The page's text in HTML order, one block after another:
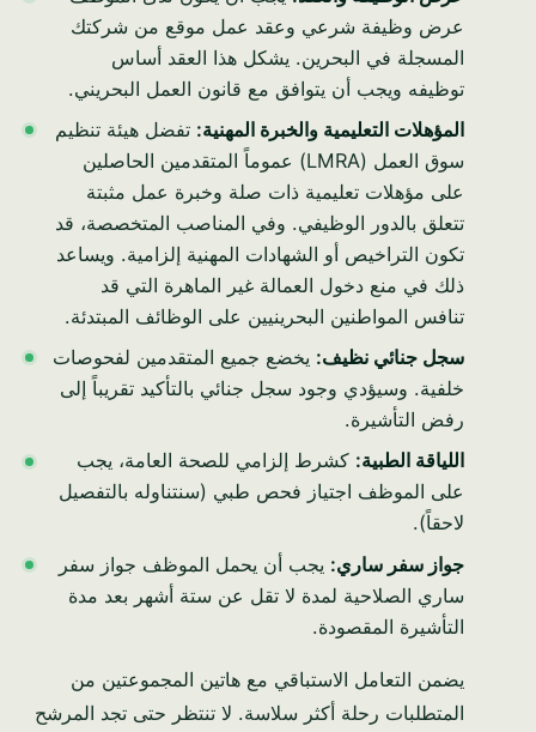
عرض وظيفة شرعي وعقد عمل موقع من شركتك
المسجلة في البحرين. يشكل هذا العقد أساس
توظيفه ويجب أن يتوافق مع قانون العمل البحريني.
المؤهلات التعليمية والخبرة المهنية: تفضل هيئة تنظيم
سوق العمل (LMRA) عموماً المتقدمين الحاصلين
على مؤهلات تعليمية ذات صلة وخبرة عمل مثبتة
تتعلق بالدور الوظيفي. وفي المناصب المتخصصة، قد
تكون التراخيص أو الشهادات المهنية إلزامية. ويساعد
ذلك في منع دخول العمالة غير الماهرة التي قد
تنافس المواطنين البحرينيين على الوظائف المبتدئة.
سجل جنائي نظيف: يخضع جميع المتقدمين لفحوصات
خلفية. وسيؤدي وجود سجل جنائي بالتأكيد تقريباً إلى
رفض التأشيرة.
اللياقة الطبية: كشرط إلزامي للصحة العامة، يجب
على الموظف اجتياز فحص طبي (سنتناوله بالتفصيل
لاحقاً).
جواز سفر ساري: يجب أن يحمل الموظف جواز سفر
ساري الصلاحية لمدة لا تقل عن ستة أشهر بعد مدة
التأشيرة المقصودة.
يضمن التعامل الاستباقي مع هاتين المجموعتين من
المتطلبات رحلة أكثر سلاسة. لا تنتظر حتى تجد المرشح